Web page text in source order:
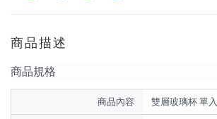
商品描述
商品規格
商品內容
雙層玻璃杯 單入